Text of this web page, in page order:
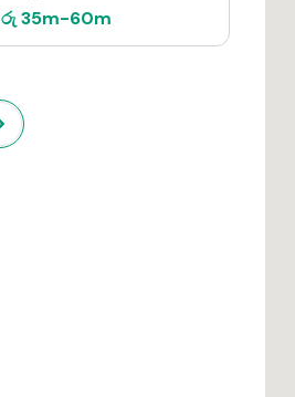
රු 35m-60m